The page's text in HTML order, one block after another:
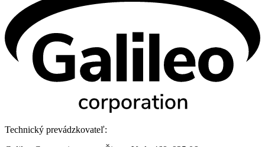
Technický prevádzkovateľ: